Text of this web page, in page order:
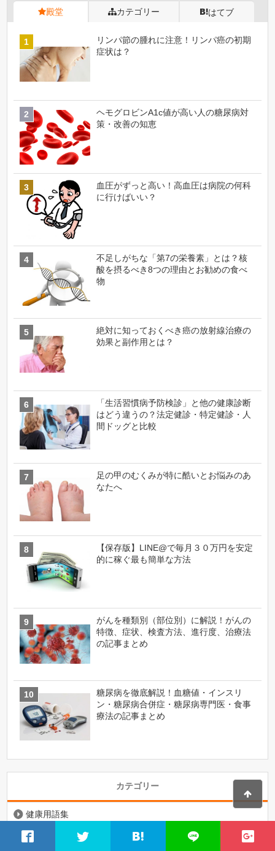
殿堂 カテゴリー はてブ
リンパ節の腫れに注意！リンパ癌の初期
症状は？
ヘモグロビンA1c値が高い人の糖尿病対
策・改善の知恵
血圧がずっと高い！高血圧は病院の何科
に行けばいい？
不足しがちな「第7の栄養素」とは？核
酸を摂るべき8つの理由とお勧めの食べ
物
絶対に知っておくべき癌の放射線治療の
効果と副作用とは？
「生活習慣病予防検診」と他の健康診断
はどう違うの？法定健診・特定健診・人
間ドッグと比較
足の甲のむくみが特に酷いとお悩みのあ
なたへ
【保存版】LINE@で毎月３０万円を安定
的に稼ぐ最も簡単な方法
がんを種類別（部位別）に解説！がんの
特徴、症状、検査方法、進行度、治療法
の記事まとめ
糖尿病を徹底解説！血糖値・インスリ
ン・糖尿病合併症・糖尿病専門医・食事
療法の記事まとめ
カテゴリー
健康用語集
生活の悩み